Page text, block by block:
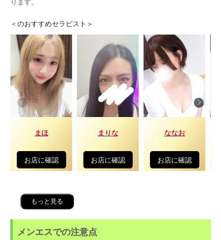
＜のおすすめセラピスト＞
まほ
お店に確認
まりな
お店に確認
ななお
お店に確認
もっと見る
メンエスでの注意点